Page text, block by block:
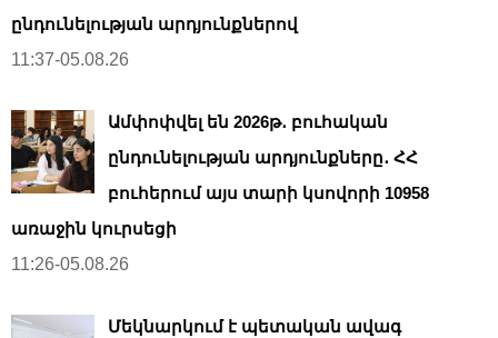
ընդունելության արդյունքներով
11:37-05.08.26
Ամփոփվել են 2026թ․ բուհական
ընդունելության արդյունքները․ ՀՀ
բուհերում այս տարի կսովորի 10958
առաջին կուրսեցի
11:26-05.08.26
Մեկնարկում է պետական ավագ